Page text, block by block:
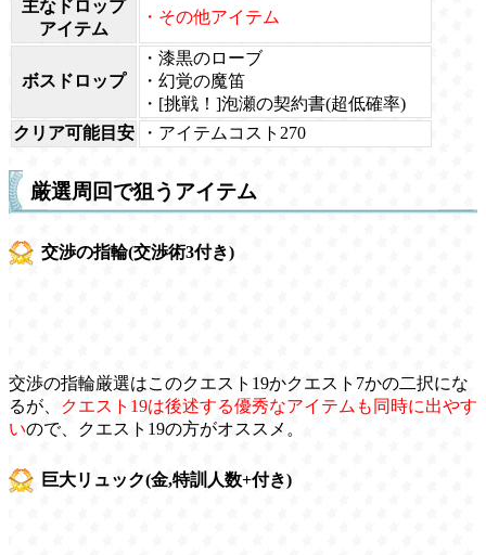
主なドロップ
アイテム
・その他アイテム
ボスドロップ
・漆黒のローブ
・幻覚の魔笛
・[挑戦！]泡瀬の契約書(超低確率)
クリア可能目安
・アイテムコスト270
厳選周回で狙うアイテム
交渉の指輪(交渉術3付き)
交渉の指輪厳選はこのクエスト19かクエスト7かの二択にな
るが、
クエスト19は後述する優秀なアイテムも同時に出やす
いので、クエスト19の方がオススメ。
巨大リュック(金,特訓人数+付き)